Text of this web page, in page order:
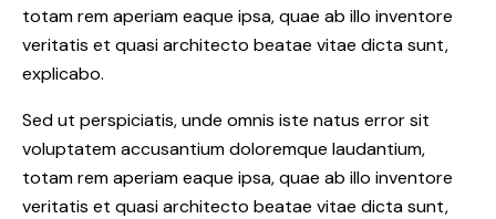
totam rem aperiam eaque ipsa, quae ab illo inventore
veritatis et quasi architecto beatae vitae dicta sunt,
explicabo.
Sed ut perspiciatis, unde omnis iste natus error sit
voluptatem accusantium doloremque laudantium,
totam rem aperiam eaque ipsa, quae ab illo inventore
veritatis et quasi architecto beatae vitae dicta sunt,